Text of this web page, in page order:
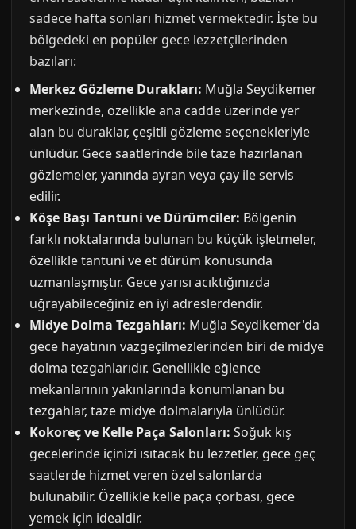
sadece hafta sonları hizmet vermektedir. İşte bu
bölgedeki en popüler gece lezzetçilerinden
bazıları:
Merkez Gözleme Durakları: Muğla Seydikemer
merkezinde, özellikle ana cadde üzerinde yer
alan bu duraklar, çeşitli gözleme seçenekleriyle
ünlüdür. Gece saatlerinde bile taze hazırlanan
gözlemeler, yanında ayran veya çay ile servis
edilir.
Köşe Başı Tantuni ve Dürümciler: Bölgenin
farklı noktalarında bulunan bu küçük işletmeler,
özellikle tantuni ve et dürüm konusunda
uzmanlaşmıştır. Gece yarısı acıktığınızda
uğrayabileceğiniz en iyi adreslerdendir.
Midye Dolma Tezgahları: Muğla Seydikemer'da
gece hayatının vazgeçilmezlerinden biri de midye
dolma tezgahlarıdır. Genellikle eğlence
mekanlarının yakınlarında konumlanan bu
tezgahlar, taze midye dolmalarıyla ünlüdür.
Kokoreç ve Kelle Paça Salonları: Soğuk kış
gecelerinde içinizi ısıtacak bu lezzetler, gece geç
saatlerde hizmet veren özel salonlarda
bulunabilir. Özellikle kelle paça çorbası, gece
yemek için idealdir.